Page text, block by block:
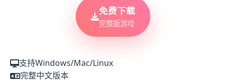
免费下载
完整版游戏
支持Windows/Mac/Linux
完整中文版本